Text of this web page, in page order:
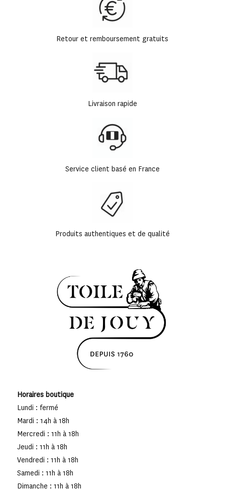
Retour et remboursement gratuits
Livraison rapide
Service client basé en France
Produits authentiques et de qualité
Horaires boutique
Lundi : fermé
Mardi : 14h à 18h
Mercredi : 11h à 18h
Jeudi : 11h à 18h
Vendredi : 11h à 18h
Samedi : 11h à 18h
Dimanche : 11h à 18h